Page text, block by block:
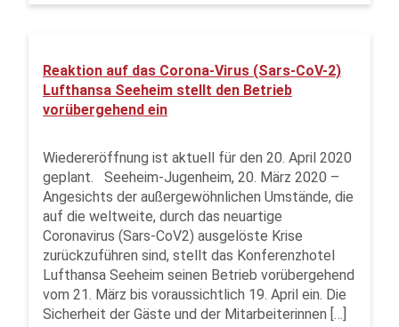
Reaktion auf das Corona-Virus (Sars-CoV-2)
Lufthansa Seeheim stellt den Betrieb
vorübergehend ein
Wiedereröffnung ist aktuell für den 20. April 2020
geplant. Seeheim-Jugenheim, 20. März 2020 –
Angesichts der außergewöhnlichen Umstände, die
auf die weltweite, durch das neuartige
Coronavirus (Sars-CoV2) ausgelöste Krise
zurückzuführen sind, stellt das Konferenzhotel
Lufthansa Seeheim seinen Betrieb vorübergehend
vom 21. März bis voraussichtlich 19. April ein. Die
Sicherheit der Gäste und der Mitarbeiterinnen […]